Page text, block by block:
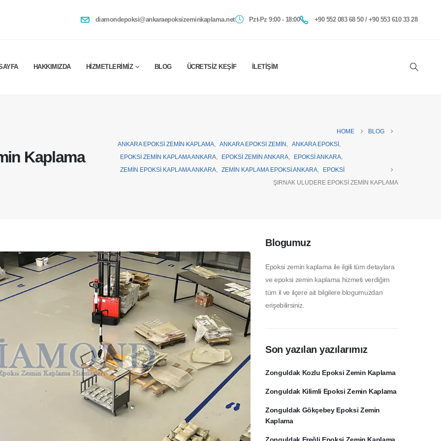
diamondepoksi@ankaraepoksizeminkaplama.net Pzt-Pz 9:00 - 18:00 +90 552 083 68 50 / +90 553 610 33 28
HAKKIMIZDA HIZMETLERIMIZ BLOG ÜCRETSIZ KEŞIF İLETIŞIM
Kaplama
HOME
BLOG
ANKARA EPOKSI ZEMIN KAPLAMA
ANKARA EPOKSI ZEMIN ANKARA EPOKSI
EPOKSI ZEMIN KAPLAMA ANKARA
EPOKSI ZEMIN ANKARA EPOKSI ANKARA
ZEMIN EPOKSI KAPLAMA ANKARA
ZEMIN KAPLAMA EPOKSI ANKARA
EPOKSI
ŞIRNAK ULUDERE EPOKSI ZEMIN KAPLAMA
Blogumuz
Epoksi zemin kaplama ile ilgili tüm detaylara
ve epoksi zemin kaplama hizmeti verdiğim
tüm il ve ilçere ait bilgilere blogumuzdan
erişebilirsiniz.
Son yazılan yazılarımız
Zonguldak Kozlu Epoksi Zemin Kaplama
Zonguldak Kilimli Epoksi Zemin Kaplama
Zonguldak Gökçebey Epoksi Zemin
Kaplama